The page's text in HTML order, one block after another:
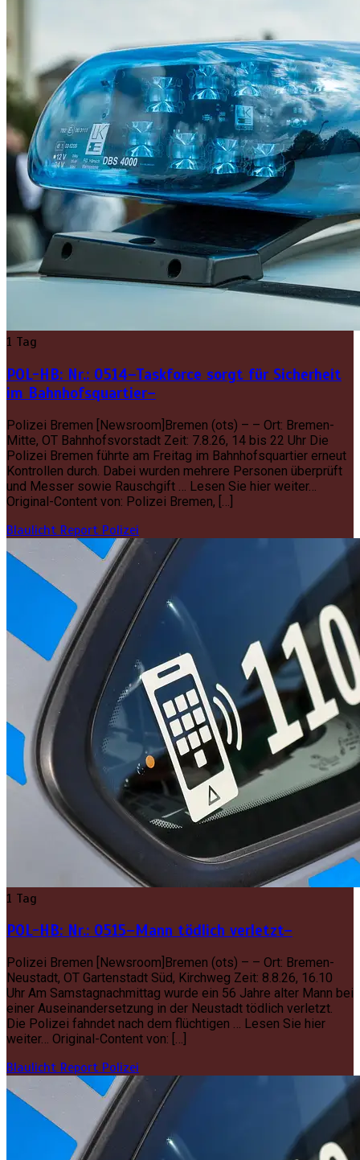
1 Tag
POL-HB: Nr.: 0514–Taskforce sorgt für Sicherheit
im Bahnhofsquartier–
Polizei Bremen [Newsroom]Bremen (ots) – – Ort: Bremen-
Mitte, OT Bahnhofsvorstadt Zeit: 7.8.26, 14 bis 22 Uhr Die
Polizei Bremen führte am Freitag im Bahnhofsquartier erneut
Kontrollen durch. Dabei wurden mehrere Personen überprüft
und Messer sowie Rauschgift … Lesen Sie hier weiter…
Original-Content von: Polizei Bremen, […]
Blaulicht Report Polizei
1 Tag
POL-HB: Nr.: 0515–Mann tödlich verletzt–
Polizei Bremen [Newsroom]Bremen (ots) – – Ort: Bremen-
Neustadt, OT Gartenstadt Süd, Kirchweg Zeit: 8.8.26, 16.10
Uhr Am Samstagnachmittag wurde ein 56 Jahre alter Mann bei
einer Auseinandersetzung in der Neustadt tödlich verletzt.
Die Polizei fahndet nach dem flüchtigen … Lesen Sie hier
weiter… Original-Content von: […]
Blaulicht Report Polizei